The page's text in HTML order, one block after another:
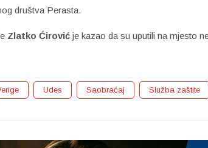
društva Perasta.
Zlatko Ćirović je kazao da su uputili na mjesto
Udes Saobraćaj Služba zaštite